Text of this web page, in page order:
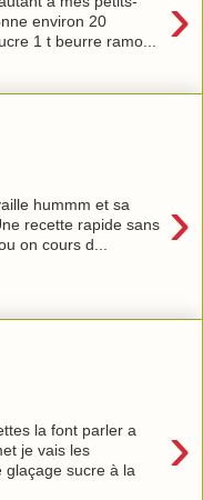
›
environ 20
1 t beurre ramo...
›
hummm et sa
recette rapide sans
on cours d...
›
la font parler a
je vais les
glaçage sucre à la